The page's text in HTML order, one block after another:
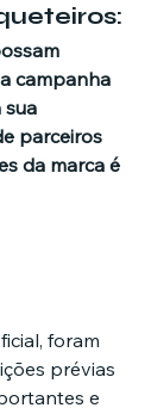
campanha
sua
parceiros
da marca é
foram
prévias
e